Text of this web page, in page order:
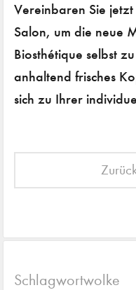
Vereinbaren Sie
Salon, um die neue
Biosthétique selbst
anhaltend frisches
sich zu Ihrer
Schlagwortwolke